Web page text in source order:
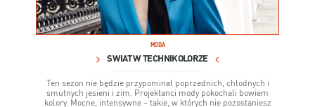
MODA
ŚWIAT W TECHNIKOLORZE
Ten sezon nie będzie przypominał poprzednich, chłodnych i
smutnych jesieni i zim. Projektanci mody pokochali bowiem
kolory. Mocne, intensywne – takie, w których nie pozostaniesz